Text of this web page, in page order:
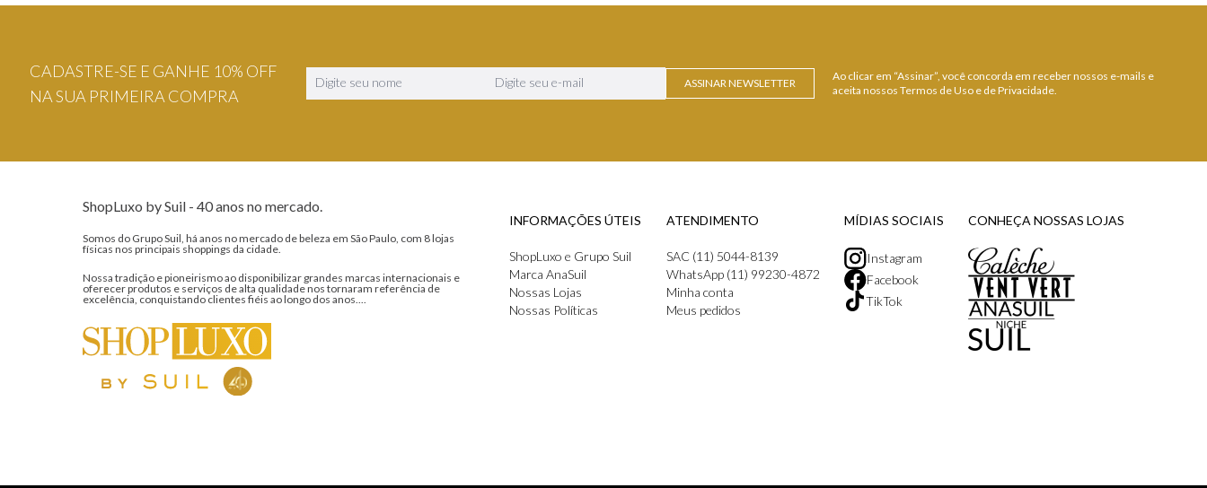
CADASTRE-SE E GANHE 10% OFF
NA SUA PRIMEIRA COMPRA
ASSINAR NEWSLETTER
Ao clicar em “Assinar”, você concorda em receber nossos e-mails e
aceita nossos Termos de Uso e de Privacidade.
ShopLuxo by Suil - 40 anos no mercado.
Somos do Grupo Suil, há anos no mercado de beleza em São Paulo, com 8 lojas
físicas nos principais shoppings da cidade.
Nossa tradição e pioneirismo ao disponibilizar grandes marcas internacionais e
oferecer produtos e serviços de alta qualidade nos tornaram referência de
excelência, conquistando clientes fiéis ao longo dos anos....
INFORMAÇÕES ÚTEIS
ShopLuxo e Grupo Suil
Marca AnaSuil
Nossas Lojas
Nossas Políticas
ATENDIMENTO
SAC (11) 5044-8139
WhatsApp (11) 99230-4872
Minha conta
Meus pedidos
MÍDIAS SOCIAIS
Instagram
Facebook
TikTok
CONHEÇA NOSSAS LOJAS